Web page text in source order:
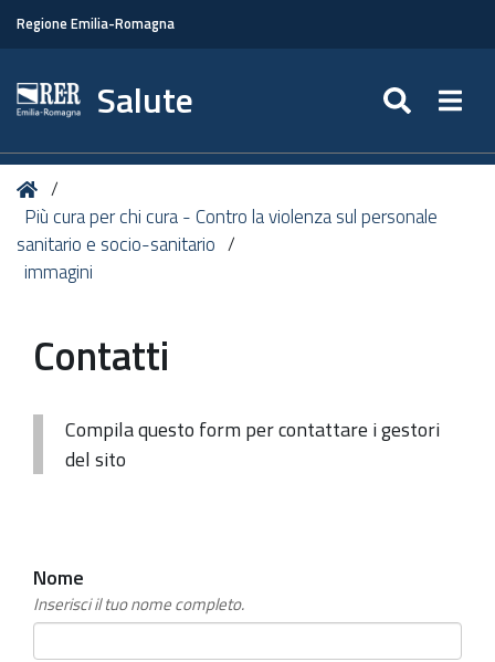
Regione Emilia-Romagna
Salute
Tu
sei
qui:
Home
Più cura per chi cura - Contro la violenza sul personale
sanitario e socio-sanitario
immagini
Contatti
Compila questo form per contattare i gestori
del sito
Nome
Inserisci il tuo nome completo.